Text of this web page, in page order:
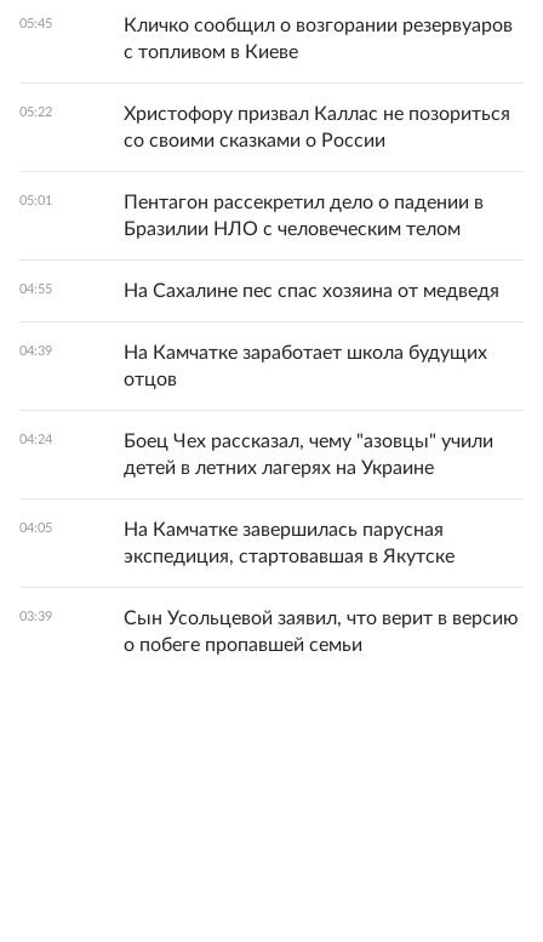
05:45
Кличко сообщил о возгорании резервуаров
с топливом в Киеве
05:22
Христофору призвал Каллас не позориться
со своими сказками о России
05:01
Пентагон рассекретил дело о падении в
Бразилии НЛО с человеческим телом
04:55 На Сахалине пес спас хозяина от медведя
04:39
На Камчатке заработает школа будущих
отцов
04:24
Боец Чех рассказал, чему "азовцы" учили
детей в летних лагерях на Украине
04:05
На Камчатке завершилась парусная
экспедиция, стартовавшая в Якутске
03:39
Сын Усольцевой заявил, что верит в версию
о побеге пропавшей семьи